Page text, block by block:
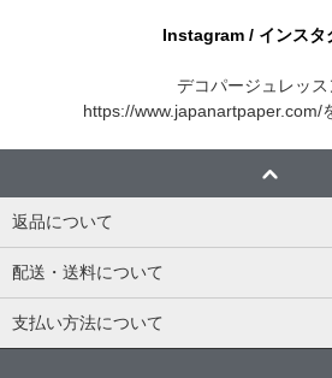
Instagram / インスタ
デコパージュレッス
https://www.japanartpaper.com/
返品について
配送・送料について
支払い方法について